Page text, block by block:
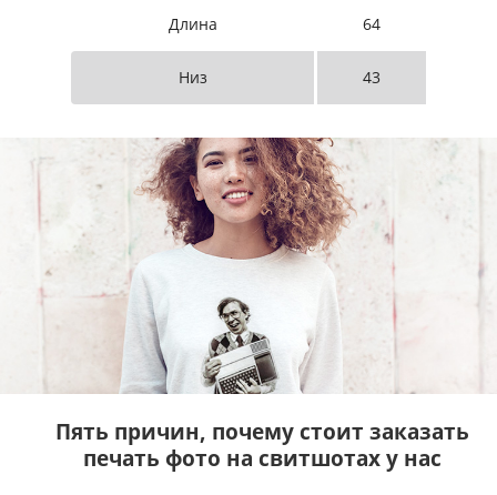
Длина 64
Низ 43
Пять причин, почемустоит заказать
печать фото на свитшотах у нас